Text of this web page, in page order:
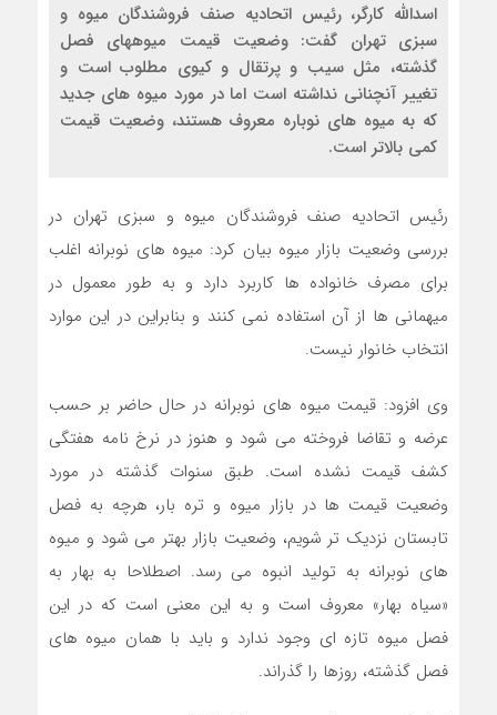
اسدالله کارگر، رئیس اتحادیه صنف فروشندگان میوه و
سبزی تهران گفت: وضعیت قیمت میوههای فصل
گذشته، مثل سیب و پرتقال و کیوی مطلوب است و
تغییر آنچنانی نداشته است اما در مورد میوه های جدید
که به میوه های نوباره معروف هستند، وضعیت قیمت
کمی بالاتر است.
رئیس اتحادیه صنف فروشندگان میوه و سبزی تهران در
بررسی وضعیت بازار میوه بیان کرد: میوه های نوبرانه اغلب
برای مصرف خانواده ها کاربرد دارد و به طور معمول در
میهمانی ها از آن استفاده نمی کنند و بنابراین در این موارد
انتخاب خانوار نیست.
وی افزود: قیمت میوه های نوبرانه در حال حاضر بر حسب
عرضه و تقاضا فروخته می شود و هنوز در نرخ نامه هفتگی
کشف قیمت نشده است. طبق سنوات گذشته در مورد
وضعیت قیمت ها در بازار میوه و تره بار، هرچه به فصل
تابستان نزدیک تر شویم، وضعیت بازار بهتر می شود و میوه
های نوبرانه به تولید انبوه می رسد. اصطلاحا به بهار به
«سیاه بهار» معروف است و به این معنی است که در این
فصل میوه تازه ای وجود ندارد و باید با همان میوه های
فصل گذشته، روزها را گذراند.